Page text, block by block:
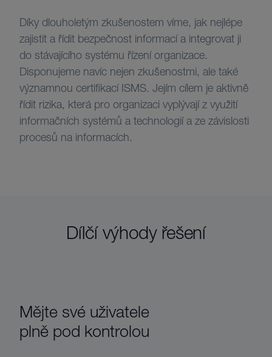
Díky dlouholetým zkušenostem víme, jak nejlépe
zajistit a řídit bezpečnost informací a integrovat ji
do stávajícího systému řízení organizace.
Disponujeme navíc nejen zkušenostmi, ale také
významnou certifikací ISMS. Jejím cílem je aktivně
řídit rizika, která pro organizaci vyplývají z využití
informačních systémů a technologií a ze závislosti
procesů na informacích.
Dílčí výhody řešení
Mějte své uživatele
plně pod kontrolou